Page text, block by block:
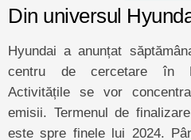
Din universul
Hyundai a anunțat
centru de cercetare în
Activitățile se vor
emisii. Termenul de
este spre finele lui 2024.